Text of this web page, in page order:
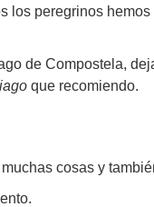
los peregrinos
de Compostela,
que recomiendo.
cosas y